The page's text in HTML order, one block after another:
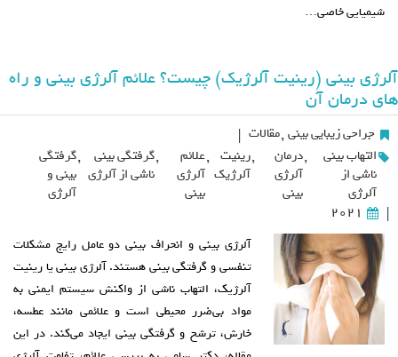
شیمیایی خاصی…
آلرژی بینی (رینیت آلرژیک) چیست؟ علائم آلرژی بینی و راه
های درمان آن
جراحی زیبایی بینی ,مقالات |
التهاب بینی
ناشی از
آلرژی
,درمان
آلرژی
بینی
,رینیت
آلرژیک
,علائم
آلرژی
بینی
,گرفتگی بینی
ناشی از آلرژی
,گرفتگی
بینی و
آلرژی
|
2021
آلرژی بینی و انحراف بینی دو عامل رایج مشکلات
تنفسی و گرفتگی بینی هستند. آلرژی بینی یا رینیت
آلرژیک، التهاب ناشی از واکنش سیستم ایمنی به
مواد بی‌ضرر محیطی است و علائمی مانند عطسه،
خارش، ترشح و گرفتگی بینی ایجاد می‌کند. در این